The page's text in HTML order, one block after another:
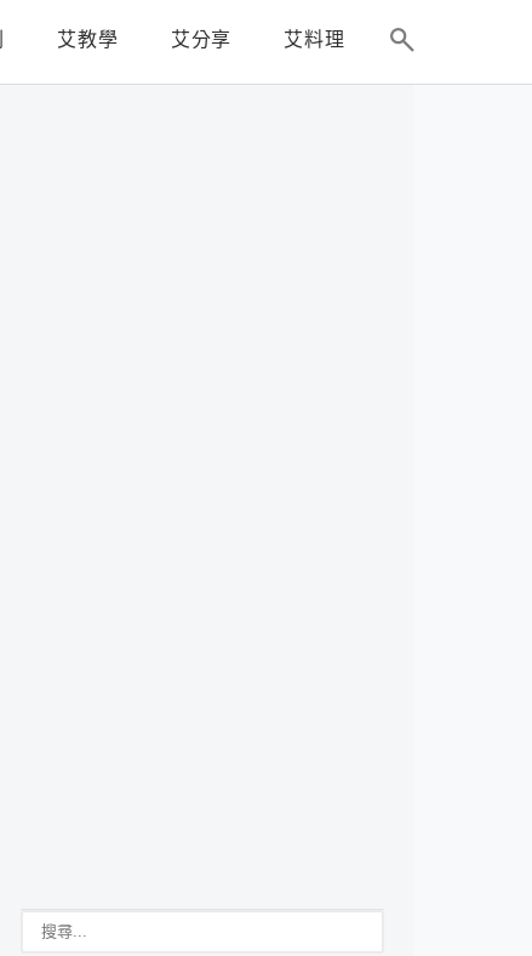
艾教學 艾分享 艾料理